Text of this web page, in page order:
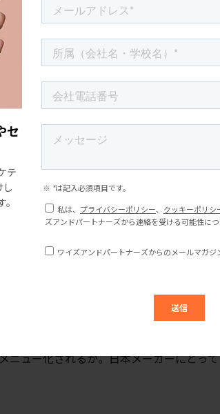
セ
テ
材に「キャベツ」を選出。VOGUEも
たが、今や「地味な定番野菜」キャベツが
ツステーキとしてメイン使いするシェフが
ニュー化されるか。日本メーカーにとって